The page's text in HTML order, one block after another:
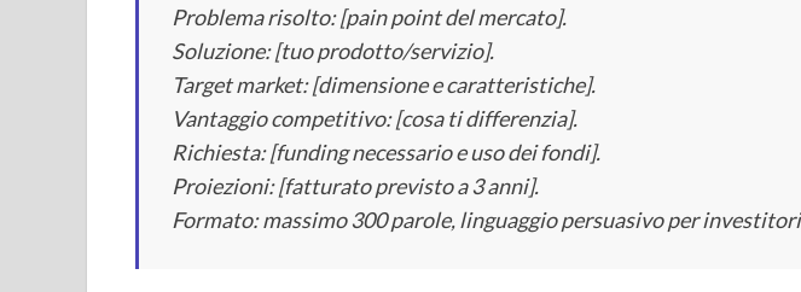
Problema risolto: [pain point del mercato].
Soluzione: [tuo prodotto/servizio].
Target market: [dimensione e caratteristiche].
Vantaggio competitivo: [cosa ti differenzia].
Richiesta: [funding necessario e uso dei fondi].
Proiezioni: [fatturato previsto a 3 anni].
Formato: massimo 300 parole, linguaggio persuasivo per